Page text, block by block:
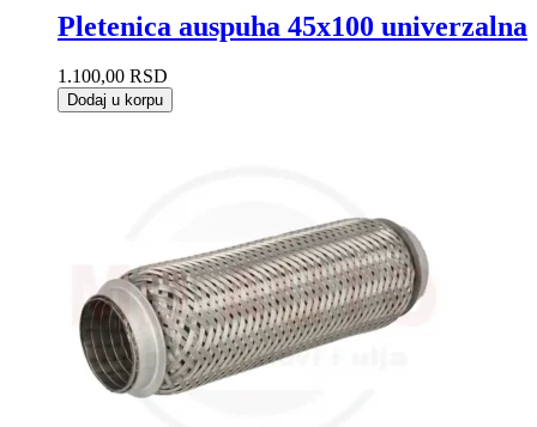
Pletenica auspuha 45x100 univerzalna
1.100,00 RSD
Dodaj u korpu